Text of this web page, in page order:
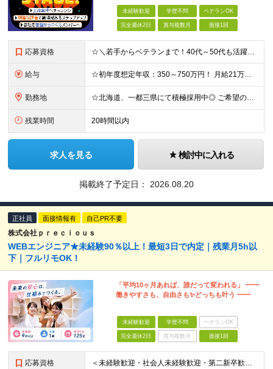
未経験歓迎 学歴不問 ベテランOK
完全週休2日 賞与複数月 面接1回
応募資格 ☆＼若手からベテランまで！40代～50代も活躍中／☆ ◆学歴不問 ◆実務未経験OK ◆経験不問 ★＼こんな方は大歓迎／★ □情報系・工学系の大学（専門学校）を卒業された方 □職業訓練校を卒業された方
給与 ☆初年度想定年収：350～750万円！ 月給21万円～55万円＋残業代全額支給＋各種手当！ 【500以上の給与テーブルで納得感ある評価体制◎】 【様々な手当をご用意しています！】 ◆通勤手当 ◆
勤務地 ☆北海道、一都三県にて積極採用中◎ ご希望の勤務地を考慮し、北海道、一都三県のお客様先、もしくはオフィスにて勤務いただきます！ 【該当地域】 └北海道・埼玉・東京・神奈川・千葉 ◆本社 東京都港区
残業時間 20時間以内
求人を見る 検討中に入れる
掲載終了予定日： 2026.08.20
正社員 面接情報有 自己PR不要
株式会社ｐｒｅｃｉｏｕｓ
WEBエンジニア★未経験90％以上！最短3日で内定｜残業月5h以
下｜フルリモOK！
「平均10ヶ月あれば、誰だって変われる」 ━━
働きやすさも、自由さも✨どっちも叶う ━━
未経験歓迎 学歴不問 ベテランOK
完全週休2日 賞与複数月 面接1回
応募資格 ＜未経験歓迎・社会人未経験歓迎・第二新卒歓迎・ブランクOK・学歴不問＞ ★これまでの経験は一切不問！ ★人柄重視の採用を行っています！ ★95％が未経験スタート！ 知識や経験がなくても、入社後に学べる